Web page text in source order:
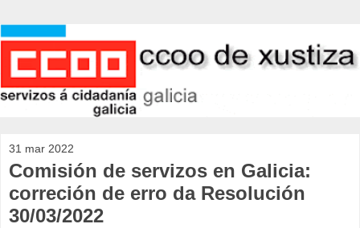
31 mar 2022
Comisión de servizos en Galicia:
correción de erro da Resolución
30/03/2022